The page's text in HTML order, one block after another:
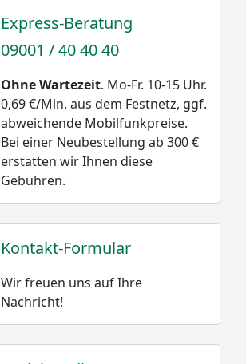
Express-Beratung
09001 / 40 40 40
Ohne Wartezeit. Mo-Fr. 10-15 Uhr.
0,69 €/Min. aus dem Festnetz, ggf.
abweichende Mobilfunkpreise.
Bei einer Neubestellung ab 300 €
erstatten wir Ihnen diese
Gebühren.
Kontakt-Formular
Wir freuen uns auf Ihre
Nachricht!